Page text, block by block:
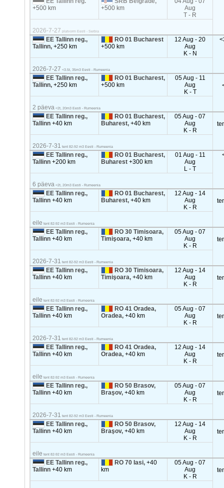
+500 km
+500 km
Aug
T - R
2026-7-27 platvorm Eesti - Serbia
EE Tallinn reg.,
Tallinn,+250 km
RO 01 Bucharest
+500 km
12 Aug - 20
Aug
K - N
2026-7-27 <3.5t, 35m3 Eesti - Rumeenia
EE Tallinn reg.,
Tallinn,+250 km
RO 01 Bucharest,
+500 km
05 Aug - 11
Aug
K - T
2 päeva <2t, 20m3 Eesti - Rumeenia
EE Tallinn reg.,
Tallinn+40 km
RO 01 Bucharest,
Buharest,+40 km
05 Aug - 07
Aug
K - R
2026-7-31 tent 82-92 m3 Eesti - Rumeenia
EE Tallinn reg.,
Tallinn+200 km
RO 01 Bucharest,
Buharest+300 km
01 Aug - 11
Aug
L - T
6 päeva <2t, 20m3 Eesti - Rumeenia
EE Tallinn reg.,
Tallinn+40 km
RO 01 Bucharest,
Buharest,+40 km
12 Aug - 14
Aug
K - R
eile tent 82-92 m3 Eesti - Rumeenia
EE Tallinn reg.,
Tallinn+40 km
RO 30 Timisoara,
Timişoara,+40 km
05 Aug - 07
Aug
K - R
2026-7-31 tent 82-92 m3 Eesti - Rumeenia
EE Tallinn reg.,
Tallinn+40 km
RO 30 Timisoara,
Timişoara,+40 km
12 Aug - 14
Aug
K - R
eile tent 82-92 m3 Eesti - Rumeenia
EE Tallinn reg.,
Tallinn+40 km
RO 41 Oradea,
Oradea,+40 km
05 Aug - 07
Aug
K - R
2026-7-31 tent 82-92 m3 Eesti - Rumeenia
EE Tallinn reg.,
Tallinn+40 km
RO 41 Oradea,
Oradea,+40 km
12 Aug - 14
Aug
K - R
eile tent 82-92 m3 Eesti - Rumeenia
EE Tallinn reg.,
Tallinn+40 km
RO 50 Brasov,
Braşov,+40 km
05 Aug - 07
Aug
K - R
2026-7-31 tent 82-92 m3 Eesti - Rumeenia
EE Tallinn reg.,
Tallinn+40 km
RO 50 Brasov,
Braşov,+40 km
12 Aug - 14
Aug
K - R
eile tent 82-92 m3 Eesti - Rumeenia
EE Tallinn reg.,
Tallinn+40 km
RO 70 Iasi,+40
km
05 Aug - 07
Aug
K - R